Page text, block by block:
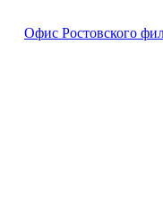
Офис Ростовского